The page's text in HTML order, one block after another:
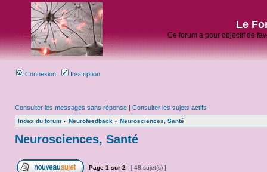
Le
Ce forum a pour objectif de
Connexion Inscription
Consulter les messages sans réponse | Consulter les sujets actifs
Index du forum » Neurofeedback » Neurosciences, Santé
Neurosciences, Santé
Page 1 sur 2 [ 48 sujet(s) ]